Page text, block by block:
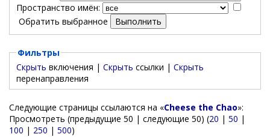
Пространство имён:
Обратить выбранное
Фильтры
Скрыть включения | Скрыть ссылки | Скрыть
перенаправления
Следующие страницы ссылаются на «Cheese the Chao»:
Просмотреть (предыдущие 50 | следующие 50) (20 | 50 |
100 | 250 | 500)